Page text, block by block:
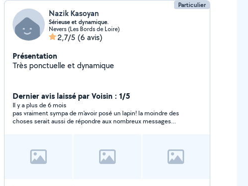
Particulier
Nazik Kasoyan
Sérieuse et dynamique.
Nevers (Les Bords de Loire)
2,7/5 (6 avis)
Présentation
Très ponctuelle et dynamique
Dernier avis laissé par Voisin : 1/5
Il y a plus de 6 mois
pas vraiment sympa de m'avoir posé un lapin! la moindre des
choses serait aussi de répondre aux nombreux messages